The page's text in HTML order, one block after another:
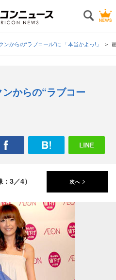
ンからの“ラブコール”に 「本当かよっ!」
からの“ラブコー
：3／4） 次へ